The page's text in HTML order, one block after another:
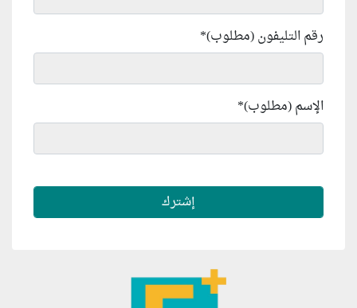
رقم التليفون (مطلوب)*
الإسم (مطلوب)*